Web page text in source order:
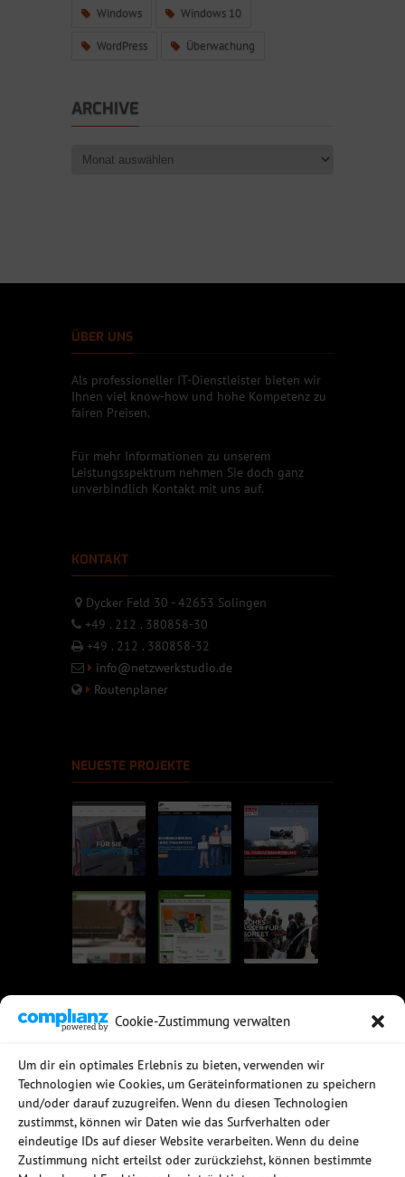
Cookie-Zustimmung verwalten
Um dir ein optimales Erlebnis zu bieten, verwenden wir
Technologien wie Cookies, um Geräteinformationen zu speichern
und/oder darauf zuzugreifen. Wenn du diesen Technologien
zustimmst, können wir Daten wie das Surfverhalten oder
eindeutige IDs auf dieser Website verarbeiten. Wenn du deine
Zustimmung nicht erteilst oder zurückziehst, können bestimmte
Windows Windows 10
WordPress Überwachung
ARCHIVE
ÜBER UNS
Als professioneller IT-Dienstleister bieten wir
Ihnen viel know-how und hohe Kompetenz zu
fairen Preisen.
Für mehr Informationen zu unserem
Leistungsspektrum nehmen Sie doch ganz
unverbindlich Kontakt mit uns auf.
KONTAKT
Dycker Feld 30 - 42653 Solingen
+49 . 212 . 380858-30
+49 . 212 . 380858-32
info@netzwerkstudio.de
Routenplaner
NEUESTE PROJEKTE
Rechtssichere Email-Archivierung
MDaemon Mail- & Groupwareserver
Virtualisierung mit vmWare
Sophos UTM - Mehr als eine Firewall